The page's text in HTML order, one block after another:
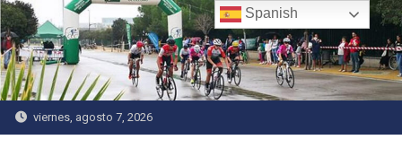
Saltar
al
contenido
viernes, agosto 7, 2026
Spanish